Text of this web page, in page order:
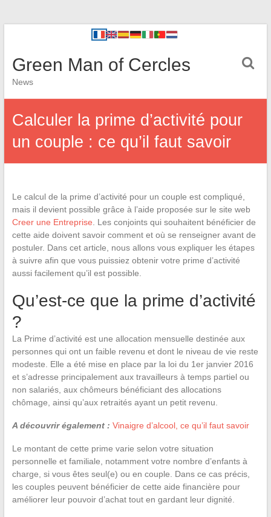
Green Man of Cercles
News
Calculer la prime d’activité pour
un couple : ce qu’il faut savoir
Le calcul de la prime d’activité pour un couple est compliqué,
mais il devient possible grâce à l’aide proposée sur le site web
Creer une Entreprise . Les conjoints qui souhaitent bénéficier de
cette aide doivent savoir comment et où se renseigner avant de
postuler. Dans cet article, nous allons vous expliquer les étapes
à suivre afin que vous puissiez obtenir votre prime d’activité
aussi facilement qu’il est possible.
Qu’est-ce que la prime d’activité
?
La Prime d’activité est une allocation mensuelle destinée aux
personnes qui ont un faible revenu et dont le niveau de vie reste
modeste. Elle a été mise en place par la loi du 1er janvier 2016
et s’adresse principalement aux travailleurs à temps partiel ou
non salariés, aux chômeurs bénéficiant des allocations
chômage, ainsi qu’aux retraités ayant un petit revenu.
A découvrir également : Vinaigre d’alcool, ce qu’il faut savoir
Le montant de cette prime varie selon votre situation
personnelle et familiale, notamment votre nombre d’enfants à
charge, si vous êtes seul(e) ou en couple. Dans ce cas précis,
les couples peuvent bénéficier de cette aide financière pour
améliorer leur pouvoir d’achat tout en gardant leur dignité.